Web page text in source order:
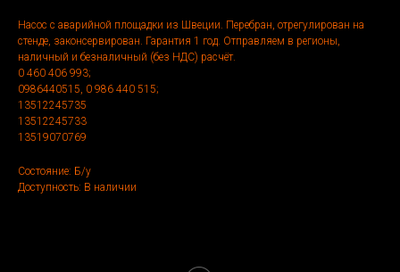
Насос с аварийной площадки из Швеции. Перебран, отрегулирован на
стенде, законсервирован. Гарантия 1 год. Отправляем в регионы,
наличный и безналичный (без НДС) расчёт.
0 460 406 993;
0986440515, 0 986 440 515;
13512245735
13512245733
13519070769
Состояние: Б/у
Доступность: В наличии